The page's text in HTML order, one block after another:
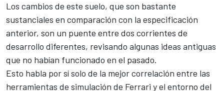
Los cambios de este suelo, que son bastante
sustanciales en comparación con la especificación
anterior, son un puente entre dos corrientes de
desarrollo diferentes, revisando algunas ideas antiguas
que no habían funcionado en el pasado.
Esto habla por sí solo de la mejor correlación entre las
herramientas de simulación de Ferrari y el entorno del